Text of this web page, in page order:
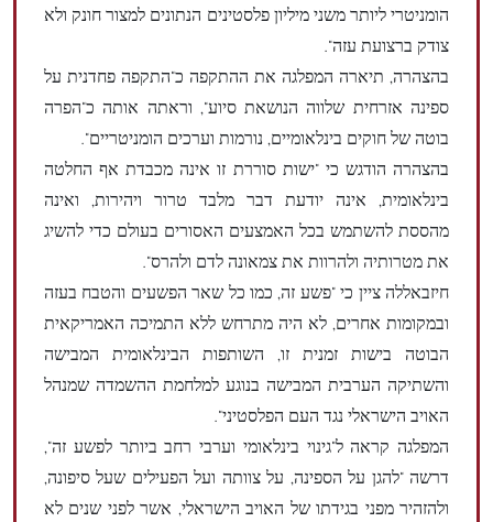
הומניטרי ליותר משני מיליון פלסטינים הנתונים למצור חונק ולא
צודק ברצועת עזה".
בהצהרה, תיארה המפלגה את ההתקפה כ"התקפה פחדנית על
ספינה אזרחית שלווה הנושאת סיוע", וראתה אותה כ"הפרה
בוטה של ​​חוקים בינלאומיים, נורמות וערכים הומניטריים".
בהצהרה הודגש כי "ישות סוררת זו אינה מכבדת אף החלטה
בינלאומית, אינה יודעת דבר מלבד טרור ויהירות, ואינה
מהססת להשתמש בכל האמצעים האסורים בעולם כדי להשיג
את מטרותיה ולהרוות את צמאונה לדם ולהרס".
חיזבאללה ציין כי "פשע זה, כמו כל שאר הפשעים והטבח בעזה
ובמקומות אחרים, לא היה מתרחש ללא התמיכה האמריקאית
הבוטה בישות זמנית זו, השותפות הבינלאומית המבישה
והשתיקה הערבית המבישה בנוגע למלחמת ההשמדה שמנהל
האויב הישראלי נגד העם הפלסטיני".
המפלגה קראה ל"גינוי בינלאומי וערבי רחב ביותר לפשע זה",
דרשה "להגן על הספינה, על צוותה ועל הפעילים שעל סיפונה,
ולהזהיר מפני בגידתו של האויב הישראלי, אשר לפני שנים לא